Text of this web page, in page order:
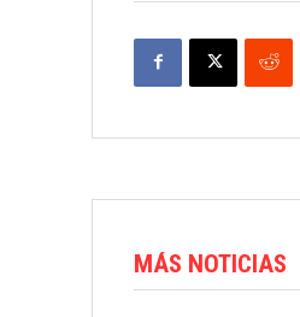
MÁS NOTICIAS